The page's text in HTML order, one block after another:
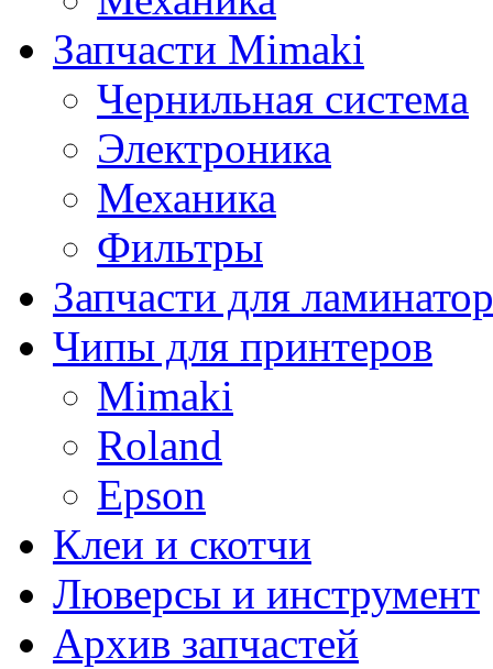
Запчасти Mimaki
Чернильная система
Электроника
Механика
Фильтры
Запчасти для
Чипы для принтеров
Mimaki
Roland
Epson
Клеи и скотчи
Люверсы и инструмент
Архив запчастей